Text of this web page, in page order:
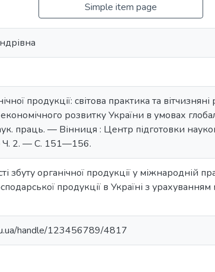
Simple item page
продукції: світова практика та
розвитку України в умовах
праць. — Вінниця : Центр підготовки
2. — С. 151—156.
збуту органічної продукції у міжнародній
продукції в Україні з
handle/123456789/4817